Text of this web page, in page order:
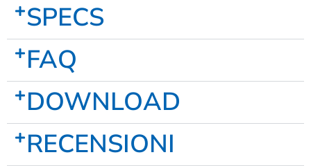
SPECS
FAQ
DOWNLOAD
RECENSIONI